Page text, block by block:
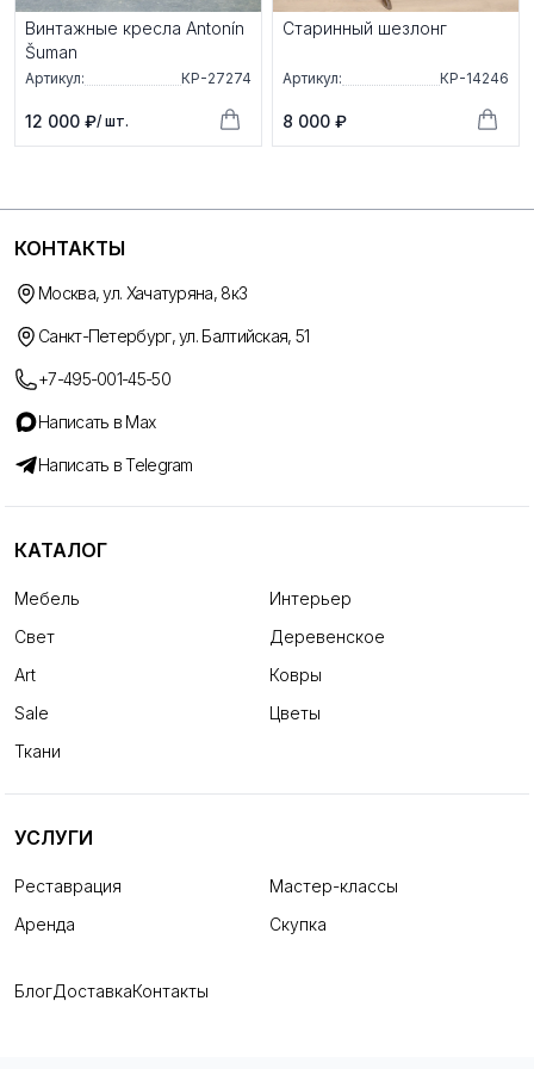
Винтажные кресла Antonín
Šuman
Артикул: КР-27274
12 000 ₽/ шт.
Старинный шезлонг
Артикул: КР-14246
8 000 ₽
КОНТАКТЫ
Москва, ул. Хачатуряна, 8к3
Санкт-Петербург, ул. Балтийская, 51
+7-495-001-45-50
Написать в Max
Написать в Telegram
КАТАЛОГ
Мебель
Интерьер
Свет
Деревенское
Art
Ковры
Sale
Цветы
Ткани
УСЛУГИ
Реставрация
Мастер-классы
Аренда
Скупка
БлогДоставкаКонтакты